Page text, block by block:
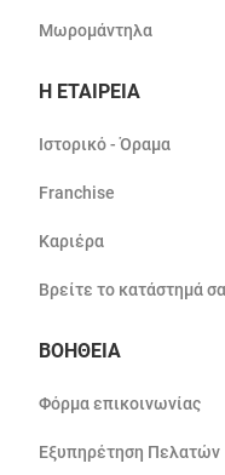
Μωρομάντηλα
Η ΕΤΑΙΡΕΙΑ
Ιστορικό - Όραμα
Franchise
Καριέρα
Βρείτε το κατάστημά
ΒΟΗΘΕΙΑ
Φόρμα επικοινωνίας
Εξυπηρέτηση Πελατών